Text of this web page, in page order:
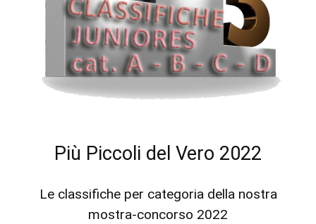
Più Piccoli del Vero 2022
Le classifiche per categoria della nostra
mostra-concorso 2022